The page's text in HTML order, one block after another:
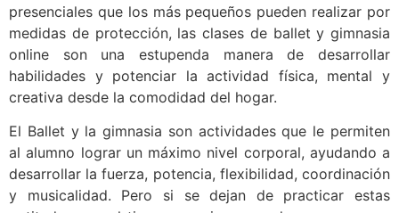
presenciales que los más pequeños pueden realizar por
medidas de protección, las clases de ballet y gimnasia
online son una estupenda manera de desarrollar
habilidades y potenciar la actividad física, mental y
creativa desde la comodidad del hogar.
El Ballet y la gimnasia son actividades que le permiten
al alumno lograr un máximo nivel corporal, ayudando a
desarrollar la fuerza, potencia, flexibilidad, coordinación
y musicalidad. Pero si se dejan de practicar estas